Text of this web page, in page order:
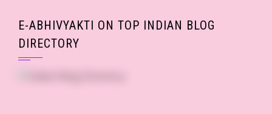
E-ABHIVYAKTI ON TOP INDIAN BLOG
DIRECTORY